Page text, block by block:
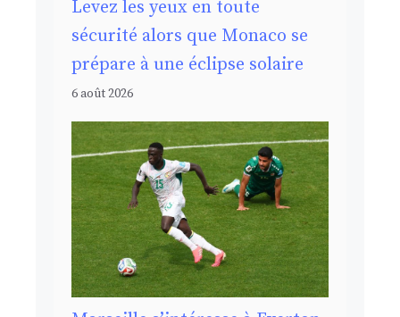
Levez les yeux en toute
sécurité alors que Monaco se
prépare à une éclipse solaire
6 août 2026